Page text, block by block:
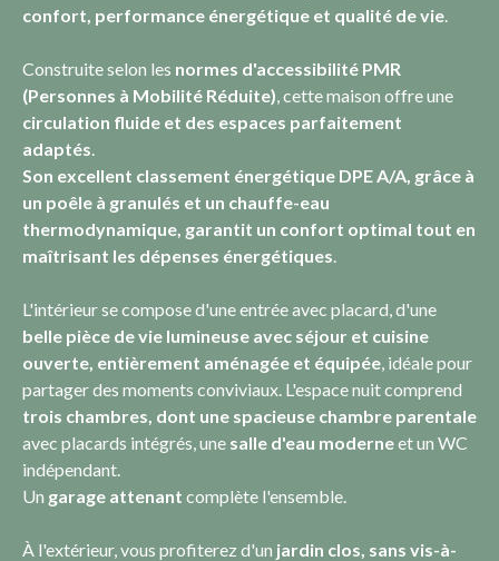
confort, performance énergétique et qualité de vie.
Construite selon les normes d'accessibilité PMR
(Personnes à Mobilité Réduite), cette maison offre une
circulation fluide et des espaces parfaitement
adaptés.
Son excellent classement énergétique DPE A/A, grâce à
un poêle à granulés et un chauffe-eau
thermodynamique, garantit un confort optimal tout en
maîtrisant les dépenses énergétiques.
L'intérieur se compose d'une entrée avec placard, d'une
belle pièce de vie lumineuse avec séjour et cuisine
ouverte, entièrement aménagée et équipée, idéale pour
partager des moments conviviaux. L'espace nuit comprend
trois chambres, dont une spacieuse chambre parentale
avec placards intégrés, une salle d'eau moderneet un WC
indépendant.
Un garage attenant complète l'ensemble.
À l'extérieur, vous profiterez d'un jardin clos, sans vis-à-